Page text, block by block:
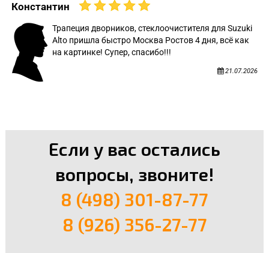
Константин
Трапеция дворников, стеклоочистителя для Suzuki
Alto пришла быстро Москва Ростов 4 дня, всё как
на картинке! Супер, спасибо!!!
21.07.2026
Если у вас остались
вопросы, звоните!
8 (498) 301-87-77
8 (926) 356-27-77